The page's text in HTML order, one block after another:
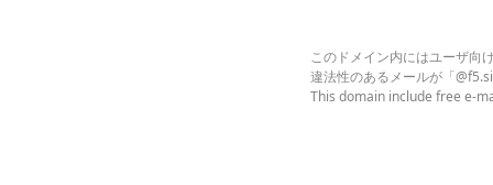
このドメイン内にはユーザ向
違法性のあるメールが「
This domain include free e-